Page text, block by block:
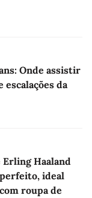
Onde assistir
da
Erling Haaland
ideal
roupa de